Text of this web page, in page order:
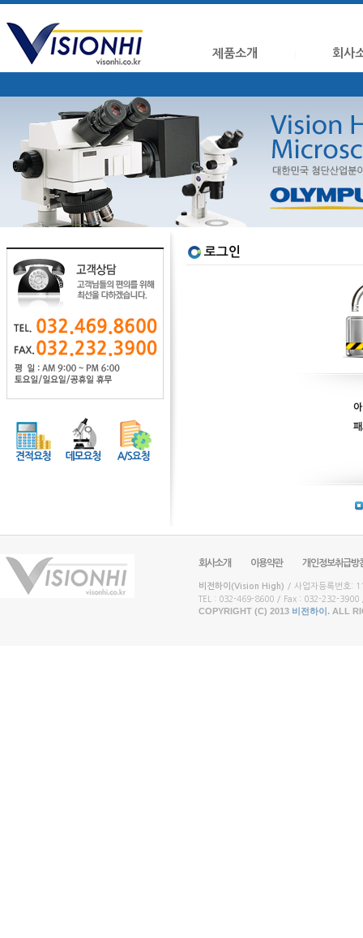
제품소개 회사
로그인
회사소개 이용약관 개인정보취급방
비전하이(Vision High) / 사업자등록번호:
TEL : 032-469-8600 / Fax : 032-232-
COPYRIGHT (C) 2013 비전하이. ALL